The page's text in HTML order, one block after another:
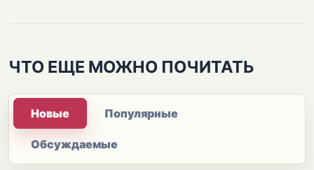
ЧТО ЕЩЕ МОЖНО ПОЧИТАТЬ
Новые Популярные
Обсуждаемые